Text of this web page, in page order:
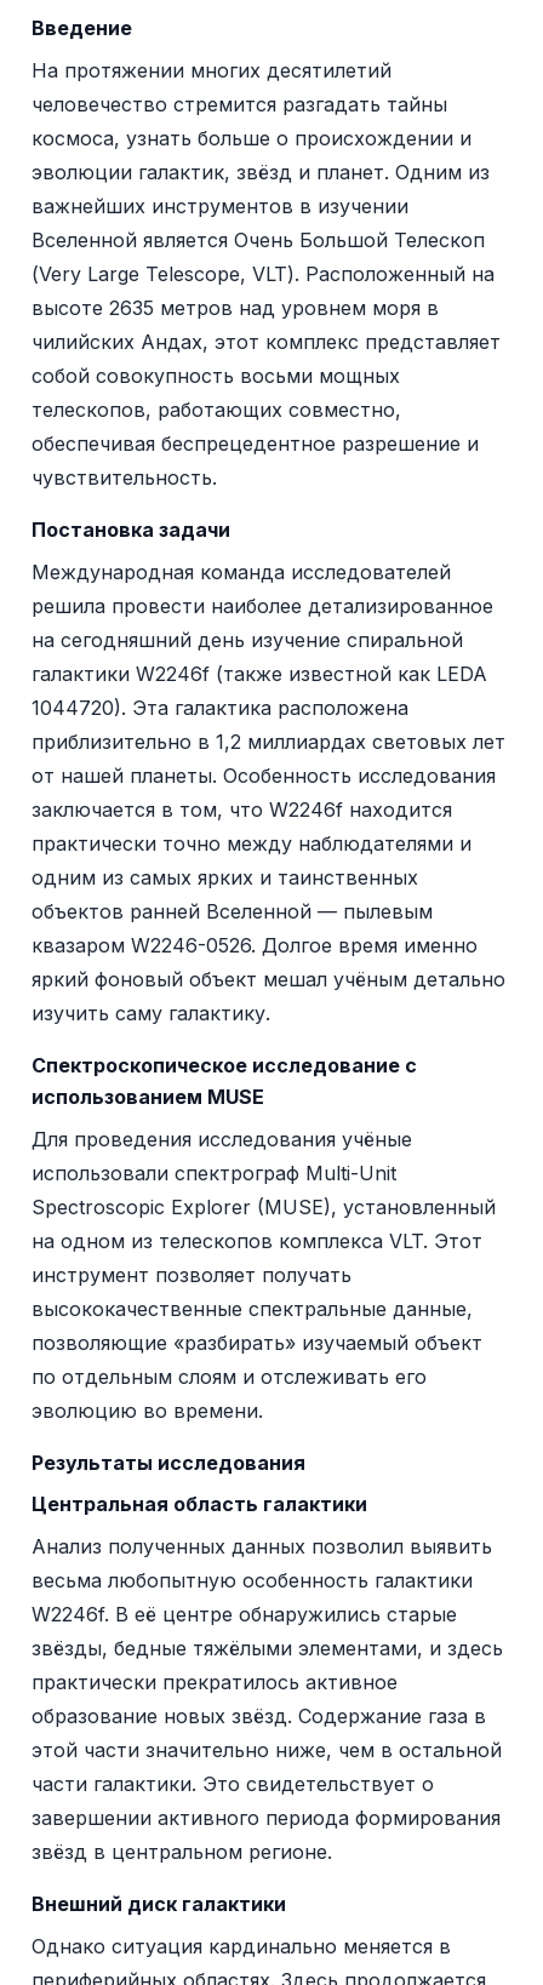
Введение
На протяжении многих десятилетий
человечество стремится разгадать тайны
космоса, узнать больше о происхождении и
эволюции галактик, звёзд и планет. Одним из
важнейших инструментов в изучении
Вселенной является Очень Большой Телескоп
(Very Large Telescope, VLT). Расположенный на
высоте 2635 метров над уровнем моря в
чилийских Андах, этот комплекс представляет
собой совокупность восьми мощных
телескопов, работающих совместно,
обеспечивая беспрецедентное разрешение и
чувствительность.
Постановка задачи
Международная команда исследователей
решила провести наиболее детализированное
на сегодняшний день изучение спиральной
галактики W2246f (также известной как LEDA
1044720). Эта галактика расположена
приблизительно в 1,2 миллиардах световых лет
от нашей планеты. Особенность исследования
заключается в том, что W2246f находится
практически точно между наблюдателями и
одним из самых ярких и таинственных
объектов ранней Вселенной — пылевым
квазаром W2246-0526. Долгое время именно
яркий фоновый объект мешал учёным детально
изучить саму галактику.
Спектроскопическое исследование с
использованием MUSE
Для проведения исследования учёные
использовали спектрограф Multi-Unit
Spectroscopic Explorer (MUSE), установленный
на одном из телескопов комплекса VLT. Этот
инструмент позволяет получать
высококачественные спектральные данные,
позволяющие «разбирать» изучаемый объект
по отдельным слоям и отслеживать его
эволюцию во времени.
Результаты исследования
Центральная область галактики
Анализ полученных данных позволил выявить
весьма любопытную особенность галактики
W2246f. В её центре обнаружились старые
звёзды, бедные тяжёлыми элементами, и здесь
практически прекратилось активное
образование новых звёзд. Содержание газа в
этой части значительно ниже, чем в остальной
части галактики. Это свидетельствует о
завершении активного периода формирования
звёзд в центральном регионе.
Внешний диск галактики
Однако ситуация кардинально меняется в
периферийных областях. Здесь продолжается